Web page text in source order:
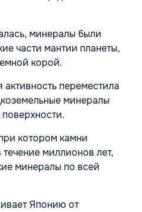
минералы были
части мантии планеты,
корой.
активность переместила
минералы
котором камни
миллионов лет,
минералы по всей
Японию от